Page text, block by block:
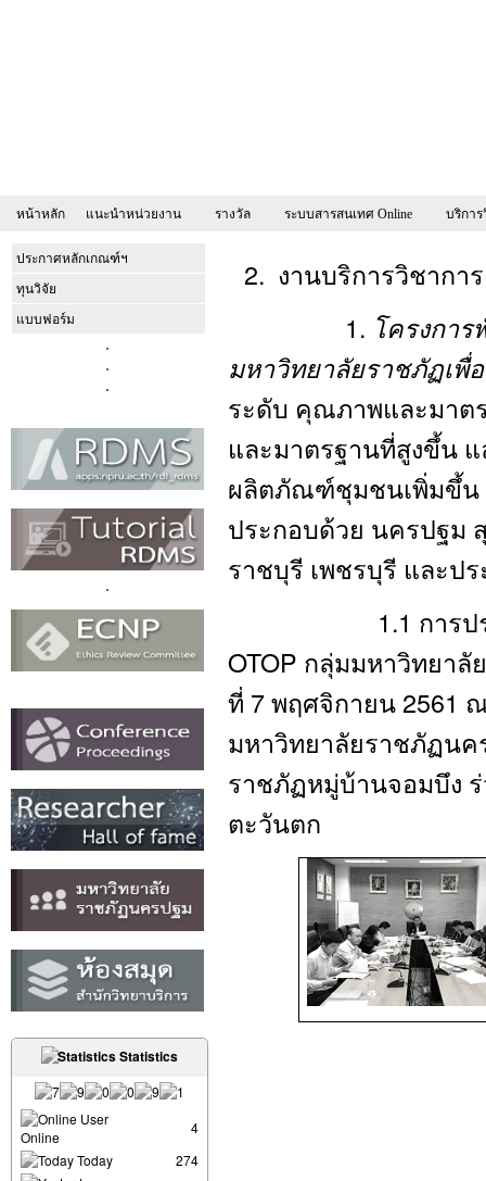
หน้าหลัก แนะนำหน่วยงาน รางวัล ระบบสารสนเทศ Online บริกา
ประกาศหลักเกณฑ์ฯ
ทุนวิจัย
แบบฟอร์ม
Statistics
User
Online
4
Today
274
งานบริการวิชากา
1. โครงกา
มหาวิทยาลัยราชภัฏเ
ระดับ คุณภาพและมา
และมาตรฐานที่สูงขึ้น
ผลิตภัณฑ์ชุมชนเพิ่มขึ้น
ประกอบด้วย นครปฐม
ราชบุรี เพชรบุรี และป
1.1 การประชุมขั
OTOP กลุ่มมหาวิทยา
ที่ 7 พฤศจิกายน 2561
มหาวิทยาลัยราชภัฏนค
ราชภัฏหมู่บ้านจอมบึง
ตะวันตก